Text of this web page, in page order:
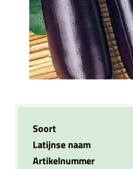
Soort
Latijnse naam
Artikelnummer